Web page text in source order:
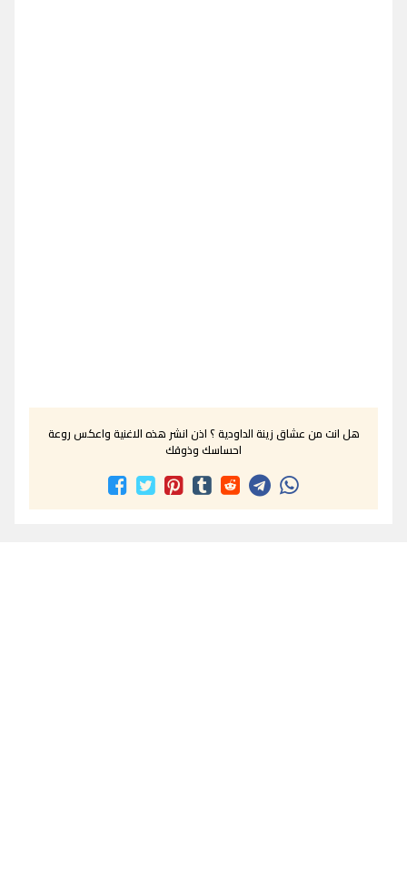
هل انت من عشاق زينة الداودية ؟ اذن انشر هذه الاغنية واعكس روعة
احساسك وذوقك